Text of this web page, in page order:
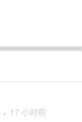
· 17 小时前